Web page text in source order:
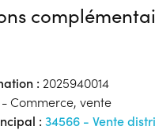
: 2025940014
- Commerce, vente
: 34566 - Vente